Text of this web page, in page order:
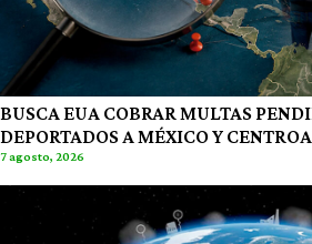
BUSCA EUA COBRAR MULTAS
DEPORTADOS A MÉXICO Y
7 agosto, 2026